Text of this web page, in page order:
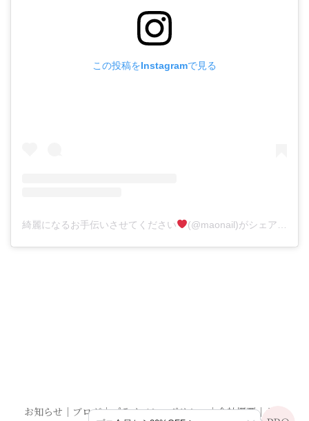
この投稿をInstagramで見る
綺麗になるお手伝いさせてください (@maonail)がシェアした投稿
お知らせ ｜ ブログ｜プライバシーポリシー｜会社概要｜ お問